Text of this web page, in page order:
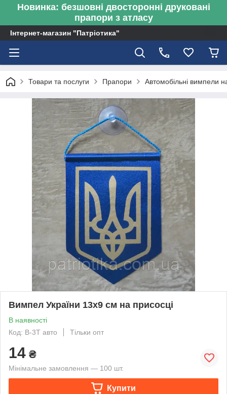
Новинка: безшовні двосторонні друковані
прапори з атласу
Інтернет-магазин "Патріотика"
Товари та послуги Прапори Автомобільні вимпели
Вимпел України 13х9 см на присосці
В наявності
Код: В-3Т авто
Тільки опт
14 ₴
Мінімальне замовлення — 100 шт.
Купити